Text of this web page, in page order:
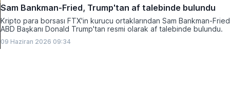
Sam Bankman-Fried, Trump'tan af talebinde bulundu
Kripto para borsası FTX'in kurucu ortaklarından Sam Bankman-Fried,
ABD Başkanı Donald Trump'tan resmi olarak af talebinde bulundu.
09 Haziran 2026 09:34